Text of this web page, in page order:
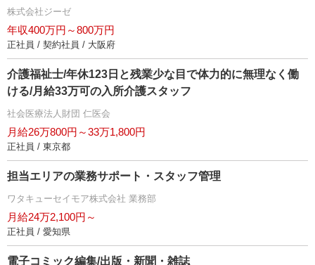
株式会社ジーゼ
年収400万円～800万円
正社員 / 契約社員 / 大阪府
介護福祉士/年休123日と残業少な目で体力的に無理なく働
ける/月給33万可の入所介護スタッフ
社会医療法人財団 仁医会
月給26万800円～33万1,800円
正社員 / 東京都
担当エリアの業務サポート・スタッフ管理
ワタキューセイモア株式会社 業務部
月給24万2,100円～
正社員 / 愛知県
電子コミック編集/出版・新聞・雑誌